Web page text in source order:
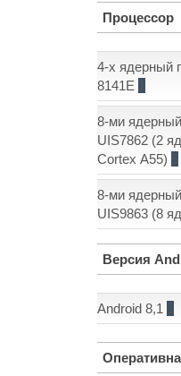
Процессор
4-х ядерный
8141E 1
8-ми
UIS7862 (2
Cortex А55) 5
8-ми
UIS9863 (8
Версия
Android 8,1 1